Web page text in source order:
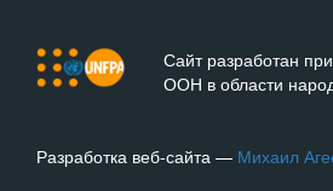
Сайт разработан
ООН в области
Разработка веб-сайта — Михаил